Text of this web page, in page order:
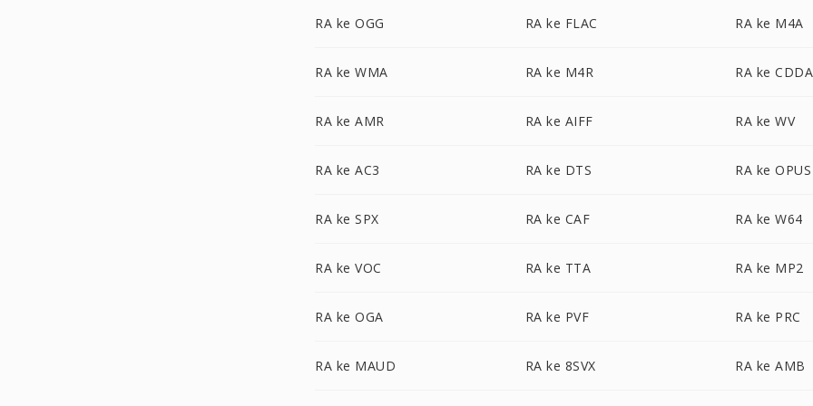
RA ke OGG RA ke FLAC RA ke M4A
RA ke WMA RA ke M4R RA ke CDDA
RA ke AMR RA ke AIFF RA ke WV
RA ke AC3 RA ke DTS RA ke OPUS
RA ke SPX RA ke CAF RA ke W64
RA ke VOC RA ke TTA RA ke MP2
RA ke OGA RA ke PVF RA ke PRC
RA ke MAUD RA ke 8SVX RA ke AMB